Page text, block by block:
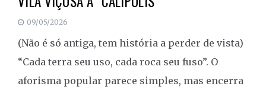
09/05/2026
(Não é só antiga, tem história a perder de vista)
“Cada terra seu uso, cada roca seu fuso”. O
aforisma popular parece simples, mas encerra